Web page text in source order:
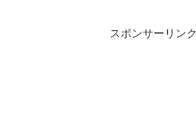
スポンサーリンク